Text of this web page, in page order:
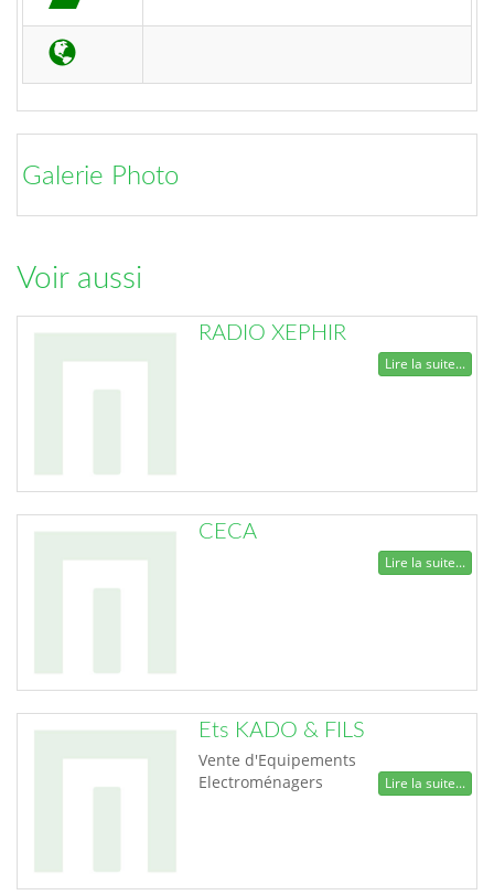
Galerie Photo
Voir aussi
RADIO XEPHIR
Lire la suite...
CECA
Lire la suite...
Ets KADO & FILS
Vente d'Equipements
Electroménagers
Lire la suite...